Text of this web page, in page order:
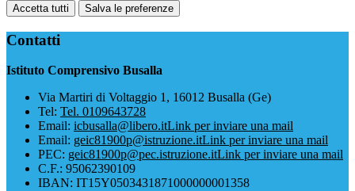
Accetta tutti Salva le preferenze
Contatti
Istituto Comprensivo Busalla
Via Martiri di Voltaggio 1, 16012 Busalla (Ge)
Tel: Tel. 0109643728
Email: icbusalla@libero.itLink per inviare una mail
Email: geic81900p@istruzione.itLink per inviare una mail
PEC: geic81900p@pec.istruzione.itLink per inviare una mail
C.F.: 95062390109
IBAN: IT15Y0503431871000000001358